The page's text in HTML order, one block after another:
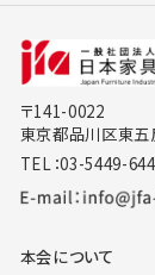
〒141-0022
東京都品川区東
TEL：03-5449-
本会について